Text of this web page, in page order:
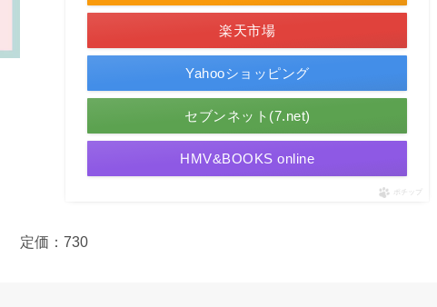
楽天市場
Yahooショッピング
セブンネット(7.net)
HMV&BOOKS online
ポチップ
定価：730